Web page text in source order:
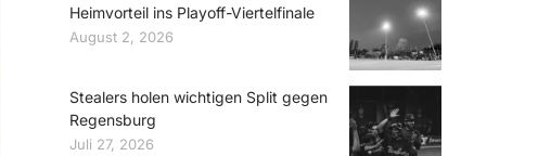
Heimvorteil ins Playoff-Viertelfinale
August 2, 2026
Stealers holen wichtigen Split gegen
Regensburg
Juli 27, 2026